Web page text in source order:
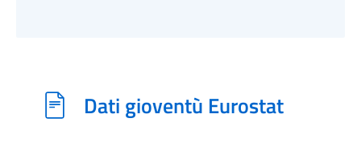
Dati gioventù Eurostat